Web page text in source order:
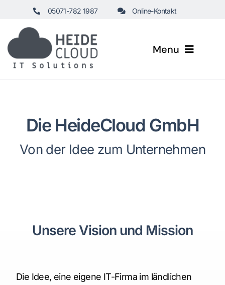
springen
05071-782 1987 Online-Kontakt
Menu
Healthcare
Business
Die HeideCloud GmbH
Von der Idee zum Unternehmen
Unsere Vision und Mission
Die Idee, eine eigene IT-Firma im ländlichen